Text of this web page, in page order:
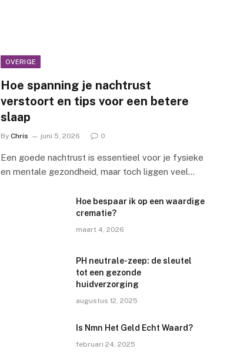
OVERIGE
Hoe spanning je nachtrust
verstoort en tips voor een betere
slaap
By Chris juni 5, 2026 0
Een goede nachtrust is essentieel voor je fysieke
en mentale gezondheid, maar toch liggen veel…
Hoe bespaar ik op een waardige
crematie?
maart 4, 2026
PH neutrale-zeep: de sleutel
tot een gezonde
huidverzorging
augustus 12, 2025
Is Nmn Het Geld Echt Waard?
februari 24, 2025